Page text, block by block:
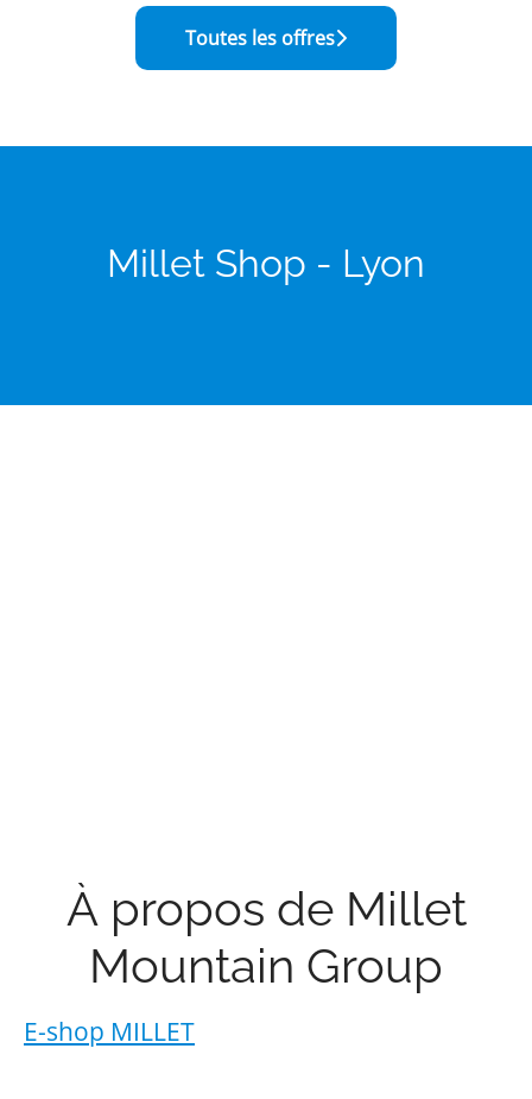
Toutes les offres
Millet Shop - Lyon
À propos de Millet
Mountain Group
E-shop MILLET